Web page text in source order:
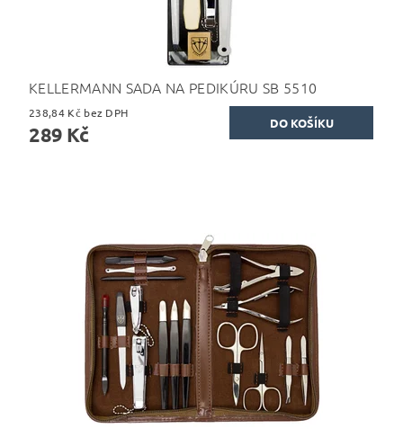
KELLERMANN SADA NA PEDIKÚRU SB 5510
238,84 Kč bez DPH
289 Kč